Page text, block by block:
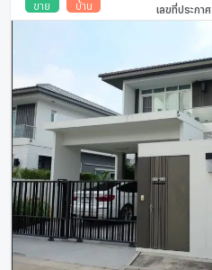
ขาย บ้าน เลขที่ประกาศ